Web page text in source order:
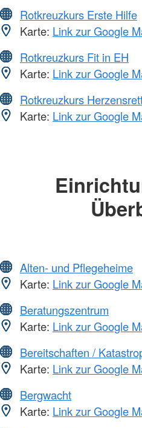
Rotkreuzkurs Erste Hilfe
Karte: Link zur Google
Rotkreuzkurs Fit in EH
Karte: Link zur Google
Rotkreuzkurs
Karte: Link zur Google
Alten- und Pflegeheime
Karte: Link zur Google
Beratungszentrum
Karte: Link zur Google
Bereitschaften /
Karte: Link zur Google
Bergwacht
Karte: Link zur Google